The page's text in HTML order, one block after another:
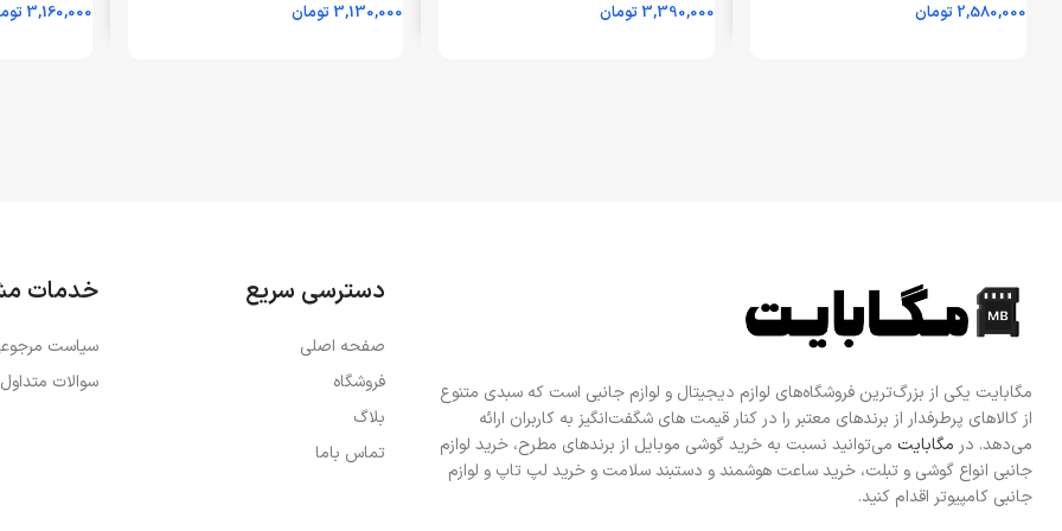
مگابایت)
2,580,000 تومان
ای (گارانتی 18 ماهه شرکتی)
3,390,000 تومان
ماهه شرکتی)
3,130,000 تومان
18 ماهه شرکتی)
3,160,000
مگابایت یکی از بزرگ‌ترین فروشگاه‌های لوازم دیجیتال و لوازم جانبی است که سبدی متنوع
از کالاهای پرطرفدار از برندهای معتبر را در کنار قیمت های شگفت‌انگیز به کاربران ارائه
می‌دهد. در مگابایت می‌توانید نسبت به خرید گوشی موبایل از برندهای مطرح، خرید لوازم
جانبی انواع گوشی و تبلت، خرید ساعت هوشمند و دستبند سلامت و خرید لپ تاپ و لوازم
جانبی کامپیوتر اقدام کنید.
دسترسی سریع
صفحه اصلی
فروشگاه
بلاگ
تماس باما
خدمات
سیاست
سوالات متداول